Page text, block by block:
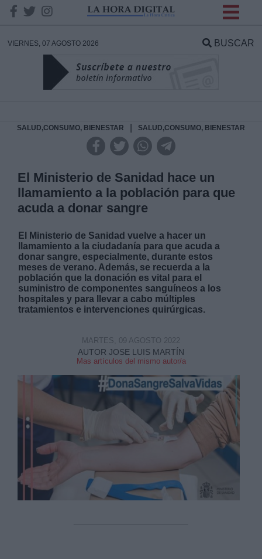
VIERNES, 07 AGOSTO 2026 BUSCAR
SALUD,CONSUMO, BIENESTAR SALUD,CONSUMO, BIENESTAR
El Ministerio de Sanidad hace un
llamamiento a la población para que
acuda a donar sangre
El Ministerio de Sanidad vuelve a hacer un
llamamiento a la ciudadanía para que acuda a
donar sangre, especialmente, durante estos
meses de verano. Además, se recuerda a la
población que la donación es vital para el
suministro de componentes sanguíneos a los
hospitales y para llevar a cabo múltiples
tratamientos e intervenciones quirúrgicas.
AUTOR JOSE LUIS MARTÍN
Mas artículos del mismo autor/a
MARTES, 09 AGOSTO 2022
DATOS
Responsable:
Legitimación:
Destinatarios:
Información adicional
link